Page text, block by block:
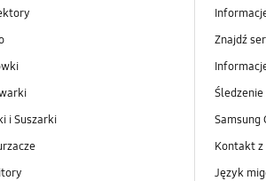
i Suszarki
Znajdź
Samsung
Kontakt z
Język